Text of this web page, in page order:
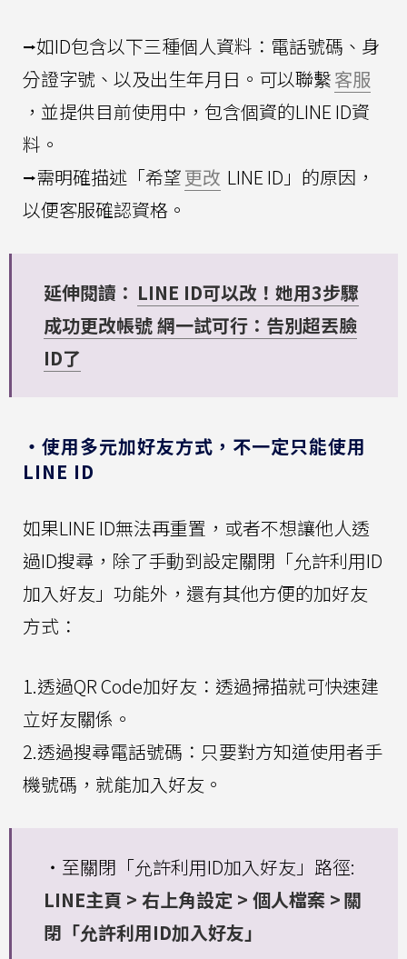
⭢如ID包含以下三種個人資料：電話號碼、身
分證字號、以及出生年月日。可以聯繫客服
，並提供目前使用中，包含個資的LINE ID資
料。
⭢需明確描述「希望更改 LINE ID」的原因，
以便客服確認資格。
延伸閱讀： LINE ID可以改！她用3步驟
成功更改帳號 網一試可行：告別超丟臉
ID了
・使用多元加好友方式，不一定只能使用
LINE ID
如果LINE ID無法再重置，或者不想讓他人透
過ID搜尋，除了手動到設定關閉「允許利用ID
加入好友」功能外，還有其他方便的加好友
方式：
1.透過QR Code加好友：透過掃描就可快速建
立好友關係。
2.透過搜尋電話號碼：只要對方知道使用者手
機號碼，就能加入好友。
・至關閉「允許利用ID加入好友」路徑:
LINE主頁 > 右上角設定 > 個人檔案 > 關
閉「允許利用ID加入好友」